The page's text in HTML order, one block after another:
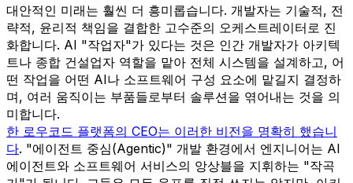
대안적인 미래는 훨씬 더 흥미롭습니다. 개발자는 기술적, 전
략적, 윤리적 책임을 결합한 고수준의 오케스트레이터로 진
화합니다. AI "작업자"가 있다는 것은 인간 개발자가 아키텍
트나 종합 건설업자 역할을 맡아 전체 시스템을 설계하고, 어
떤 작업을 어떤 AI나 소프트웨어 구성 요소에 맡길지 결정하
며, 여러 움직이는 부품들로부터 솔루션을 엮어내는 것을 의
미합니다.
한 로우코드 플랫폼의 CEO는 이러한 비전을 명확히 했습니
다. "에이전트 중심(Agentic)" 개발 환경에서 엔지니어는 AI
에이전트와 소프트웨어 서비스의 앙상블을 지휘하는 "작곡